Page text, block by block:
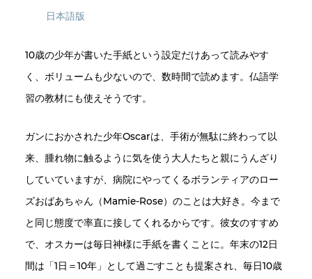
日本語版
10歳の少年が書いた手紙という設定だけあって読みやす
く、ボリュームも少ないので、数時間で読めます。仏語学
習の教材にも使えそうです。
ガンにおかされた少年Oscarは、手術が無駄に終わって以
来、腫れ物に触るように気を使う大人たちと親にうんざり
していていますが、病院にやってくるボランティアのロー
ズおばあちゃん（Mamie-Rose）のことは大好き。今まで
と同じ態度で率直に接してくれるからです。彼女のすすめ
で、オスカーは毎日神様に手紙を書くことに。年末の12日
間は「1日＝10年」として過ごすことも提案され、毎日10歳